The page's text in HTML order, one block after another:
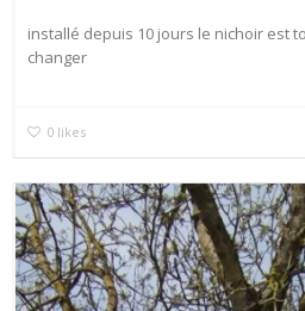
installé depuis 10 jours le nichoir est
changer
0 likes